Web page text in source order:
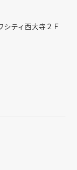
ティ西大寺２Ｆ